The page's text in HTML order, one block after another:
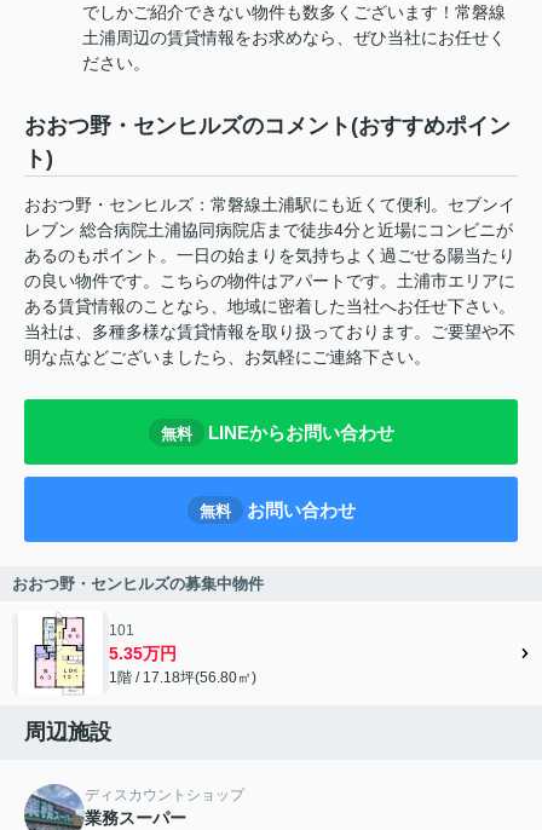
でしかご紹介できない物件も数多くございます！常磐線
土浦周辺の賃貸情報をお求めなら、ぜひ当社にお任せく
ださい。
おおつ野・センヒルズのコメント(おすすめポイン
ト)
おおつ野・センヒルズ：常磐線土浦駅にも近くて便利。セブンイ
レブン 総合病院土浦協同病院店まで徒歩4分と近場にコンビニが
あるのもポイント。一日の始まりを気持ちよく過ごせる陽当たり
の良い物件です。こちらの物件はアパートです。土浦市エリアに
ある賃貸情報のことなら、地域に密着した当社へお任せ下さい。
当社は、多種多様な賃貸情報を取り扱っております。ご要望や不
明な点などございましたら、お気軽にご連絡下さい。
無料 LINEからお問い合わせ
無料 お問い合わせ
おおつ野・センヒルズの募集中物件
101
5.35万円
1階 / 17.18坪(56.80㎡)
周辺施設
ディスカウントショップ
業務スーパー